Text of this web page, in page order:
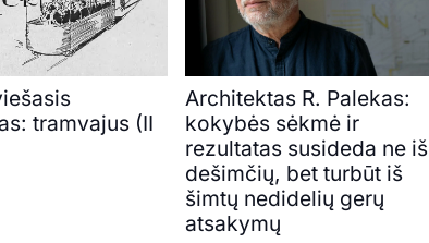
tramvajus (II
Architektas R. Palekas:
kokybės sėkmė ir
rezultatas susideda ne iš
dešimčių, bet turbūt iš
šimtų nedidelių gerų
atsakymų